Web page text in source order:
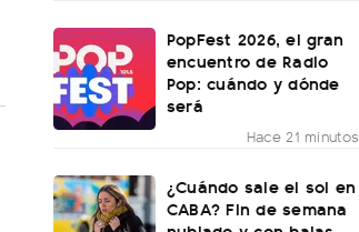
PopFest 2026, el gran
encuentro de Radio
Pop: cuándo y dónde
será
Hace 21 minutos
¿Cuándo sale el sol en
CABA? Fin de semana